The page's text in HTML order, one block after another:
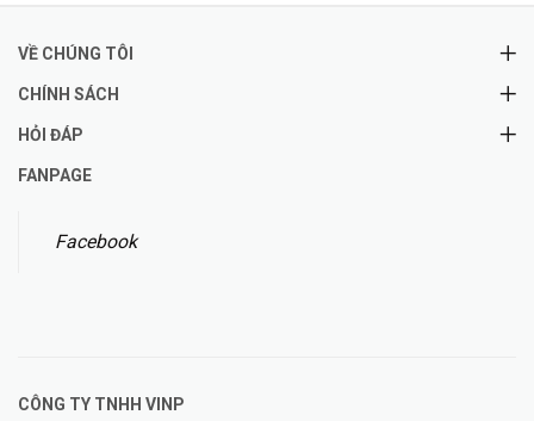
VỀ CHÚNG TÔI
CHÍNH SÁCH
HỎI ĐÁP
FANPAGE
Facebook
CÔNG TY TNHH VINP